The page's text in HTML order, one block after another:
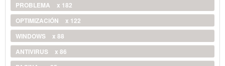
PROBLEMA
x 182
OPTIMIZACIÓN
x 122
WINDOWS
x 88
ANTIVIRUS
x 86